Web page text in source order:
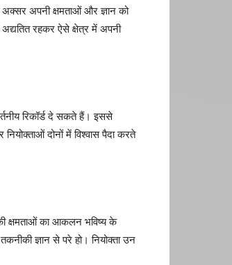
अक्सर अपनी क्षमताओं और ज्ञान को
रहकर ऐसे क्षेत्र में अपनी
रिकॉर्ड दे सकते हैं। इससे
दोनों में विश्वास पैदा करते
क्षमताओं का आकलन भविष्य के
ज्ञान से परे हो। नियोक्ता उन